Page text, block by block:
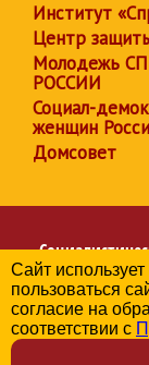
Институт
Центр
Молодежь
РОССИИ
Социал-
женщин
Домсовет
Политика в
Сайт
пользоваться
согласие на
соответствии с